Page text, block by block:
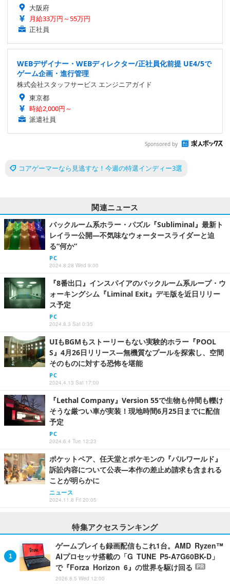
大阪府
月給33万円～55万円
正社員
WEBデザイナー・WEBディレクター/正社員化前提 UE4/5で
ゲーム企画・進行管理
株式会社スタッフサービス エンジニアガイド
東京都
時給2,000円～
派遣社員
Sponsored by
コアゲーマーなら見逃すな！今週の特選インディー3選
関連ニュース
バックルーム系ホラー・パズル『Subliminal』最新ト
レイラー公開―不気味なウォータースライダーと迫
る“何か”
PC
2024.8.28 Wed 9:00
『8番出口』インスパイアのバックルーム系ループ・ウ
ォーキングシム『Liminal Exit』デモ版を近日リリー
ス予定
PC
2024.8.3 Sat 0:35
UIもBGMもストーリーもない実験的ホラー『POOL
S』4月26日リリース―無機質なプールを探索し、空間
そのものに対する恐怖を堪能
PC
2024.4.13 Sat 17:00
『Lethal Company』Version 55で生物も仲間も轢け
そうな厳つい車が実装！現地時間6月25日までに配信
予定
PC
2024.6.4 Tue 12:23
ポケットペア、任天堂とポケモンの『パルワールド』
訴訟内容について公表―本作の差止め請求も含まれる
ことが明らかに
ニュース
2024.11.8 Fri 20:05
特集アクセスランキング
ゲームプレイも録画配信もこれ1台。AMD Ryzen™
AIプロセッサ搭載の「G TUNE P5-A7G60BK-D」
で『Forza Horizon 6』の世界を駆け回る
PR
2026.8.5 Wed 12:00